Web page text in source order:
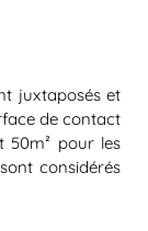
juxtaposés et
de contact
50m² pour les
considérés